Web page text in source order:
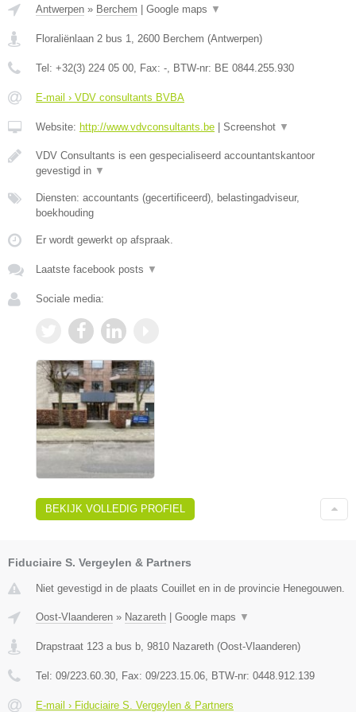
Antwerpen » Berchem Google maps ▼
Floraliënlaan 2 bus 1 2600 Berchem (Antwerpen)
Tel: +32(3) 224 05 00 , Fax: - , BTW-nr: BE 0844.255.930
E-mail › VDV consultants BVBA
Website: http://www.vdvconsultants.be Screenshot ▼
VDV Consultants is een gespecialiseerd accountantskantoor
gevestigd in ▼
Diensten: accountants (gecertificeerd), belastingadviseur,
boekhouding
Er wordt gewerkt op afspraak.
Laatste facebook posts ▼
Sociale media:
BEKIJK VOLLEDIG PROFIEL
Fiduciaire S. Vergeylen & Partners
Niet gevestigd in de plaats Couillet en in de provincie Henegouwen.
Oost-Vlaanderen » Nazareth Google maps ▼
Drapstraat 123 a bus b 9810 Nazareth (Oost-Vlaanderen)
Tel: 09/223.60.30 , Fax: 09/223.15.06 , BTW-nr: 0448.912.139
E-mail › Fiduciaire S. Vergeylen & Partners